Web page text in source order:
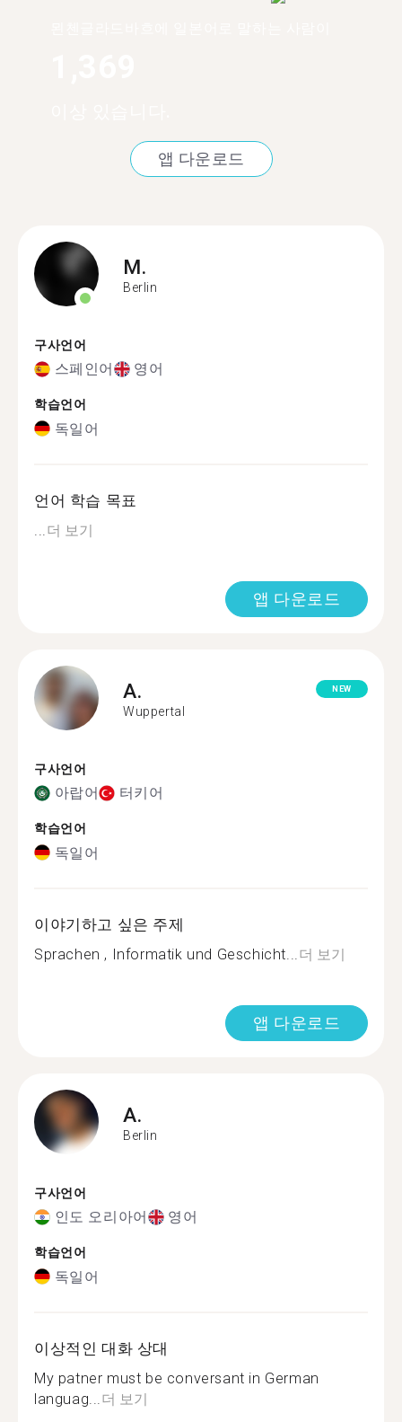
앱 다운로드
M.
Berlin
구사언어
스페인어 영어
학습언어
독일어
언어 학습 목표
더 보기
앱 다운로드
A.
Wuppertal
NEW
구사언어
아랍어 터키어
학습언어
독일어
이야기하고 싶은 주제
Sprachen , Informatik und Geschicht... 더 보기
앱 다운로드
A.
Berlin
구사언어
인도 오리아어 영어
학습언어
독일어
이상적인 대화 상대
My patner must be conversant in German
languag... 더 보기